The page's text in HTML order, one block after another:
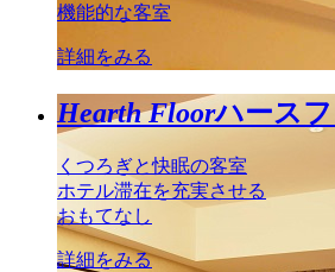
機能的な客室
詳細をみる
Hearth Floorハース
くつろぎと快眠の客室
ホテル滞在を充実させる
おもてなし
詳細をみる